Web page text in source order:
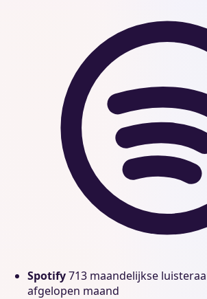
Spotify713 maandelijkse
afgelopen maand